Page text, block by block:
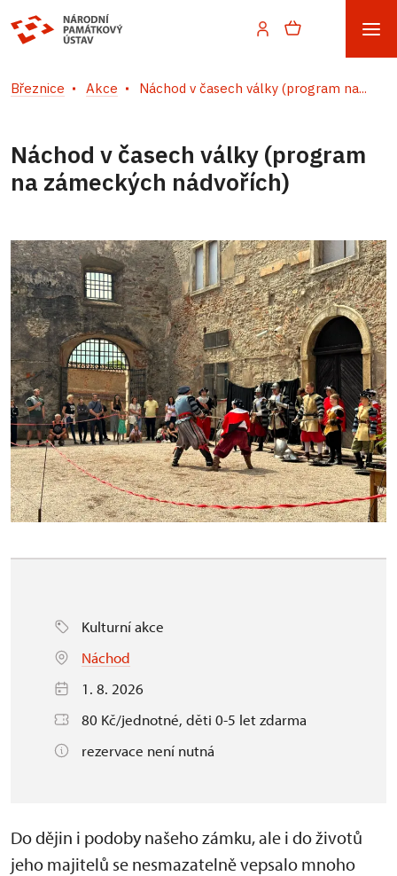
Březnice Akce Náchod v časech války (program na...
Náchod v časech války (program
na zámeckých nádvořích)
Kulturní akce
Náchod
1. 8. 2026
80 Kč/jednotné, děti 0-5 let zdarma
rezervace není nutná
Do dějin i podoby našeho zámku, ale i do životů
jeho majitelů se nesmazatelně vepsalo mnoho